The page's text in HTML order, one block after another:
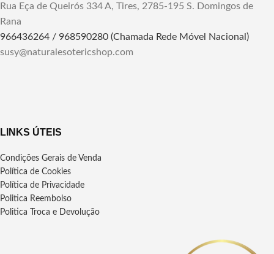
Rua Eça de Queirós 334 A, Tires, 2785-195 S. Domingos de
Rana
966436264 / 968590280 (Chamada Rede Móvel Nacional)
susy@naturalesotericshop.com
LINKS ÚTEIS
Condições Gerais de Venda
Política de Cookies
Política de Privacidade
Politica Reembolso
Politica Troca e Devolução